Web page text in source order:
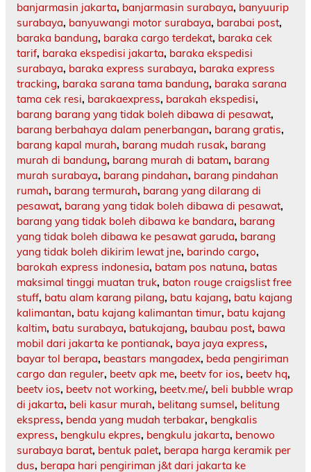
banjarmasin jakarta, banjarmasin surabaya, banyuurip
surabaya, banyuwangi motor surabaya, barabai post,
baraka bandung, baraka cargo terdekat, baraka cek
tarif, baraka ekspedisi jakarta, baraka ekspedisi
surabaya, baraka express surabaya, baraka express
tracking, baraka sarana tama bandung, baraka sarana
tama cek resi, barakaexpress, barakah ekspedisi,
barang barang yang tidak boleh dibawa di pesawat,
barang berbahaya dalam penerbangan, barang gratis,
barang kapal murah, barang mudah rusak, barang
murah di bandung, barang murah di batam, barang
murah surabaya, barang pindahan, barang pindahan
rumah, barang termurah, barang yang dilarang di
pesawat, barang yang tidak boleh dibawa di pesawat,
barang yang tidak boleh dibawa ke bandara, barang
yang tidak boleh dibawa ke pesawat garuda, barang
yang tidak boleh dikirim lewat jne, barindo cargo,
barokah express indonesia, batam pos natuna, batas
maksimal tinggi muatan truk, baton rouge craigslist free
stuff, batu alam karang pilang, batu kajang, batu kajang
kalimantan, batu kajang kalimantan timur, batu kajang
kaltim, batu surabaya, batukajang, baubau post, bawa
mobil dari jakarta ke pontianak, baya jaya express,
bayar tol berapa, beastars mangadex, beda pengiriman
cargo dan reguler, beetv apk me, beetv for ios, beetv hq,
beetv ios, beetv not working, beetv.me/, beli bubble wrap
di jakarta, beli kasur murah, belitang sumsel, belitung
ekspress, benda yang mudah terbakar, bengkalis
express, bengkulu ekpres, bengkulu jakarta, benowo
surabaya barat, bentuk palet, berapa harga keramik per
dus, berapa hari pengiriman j&t dari jakarta ke